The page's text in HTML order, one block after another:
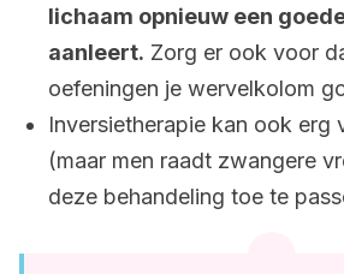
lichaam opnieuw een
aanleert. Zorg er ook voor
oefeningen je wervelkolom
Inversietherapie kan ook erg
(maar men raadt zwangere
deze behandeling toe te